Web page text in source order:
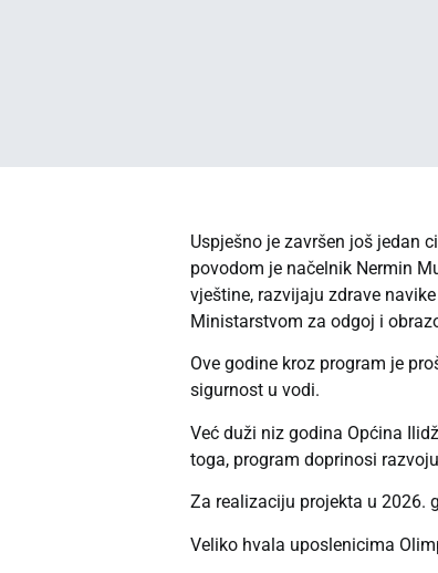
Uspješno je završen još jedan
povodom je načelnik Nermin
vještine, razvijaju zdrave
Ministarstvom za odgoj i
Ove godine kroz program je
sigurnost u vodi.
Već duži niz godina Općina
toga, program doprinosi
Za realizaciju projekta u 2026.
Veliko hvala uposlenicima